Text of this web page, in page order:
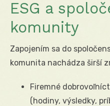
ESG a
komunity
Zapojením sa do
komunita nachádza širší
Firemné
(hodiny, výsledky,